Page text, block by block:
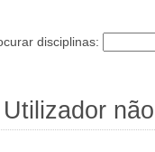
disciplinas:
Utilizador